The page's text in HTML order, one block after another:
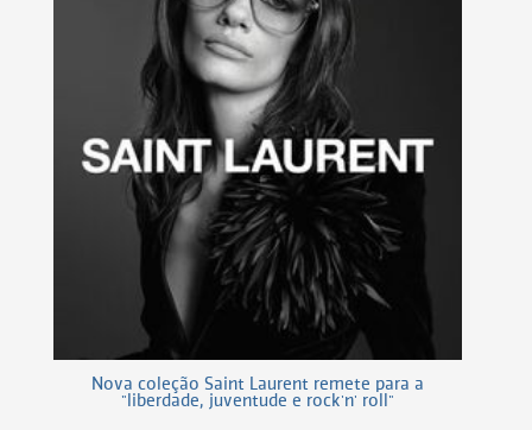
Nova coleção Saint Laurent remete para a
"liberdade, juventude e rock'n' roll"